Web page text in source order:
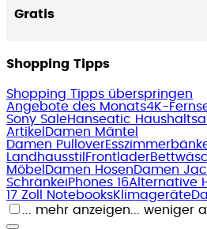
Gratis
Shopping Tipps
Shopping Tipps überspringen
Angebote des Monats4K-
Sony SaleHanseatic
Artikel Damen Mäntel
Damen Pullover
Landhausstil Frontlader
Möbel Damen HosenDamen
SchränkeiPhones 16Alternative
17 Zoll NotebooksKlimageräte
... mehr anzeigen ... weniger